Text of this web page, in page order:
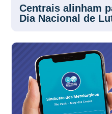
Centrais alinham
Dia Nacional de